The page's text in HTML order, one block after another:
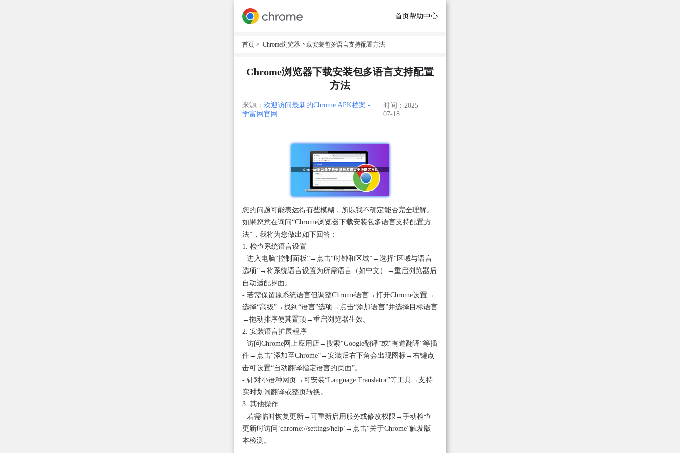
首页帮助中心
首页 > Chrome浏览器下载安装包多语言支持配置方法
Chrome浏览器下载安装包多语言支持配置
方法
来源： 欢迎访问最新的Chrome APK档案 -
学富网官网
时间：2025-
07-18
您的问题可能表达得有些模糊，所以我不确定能否完全理解。
如果您意在询问“Chrome浏览器下载安装包多语言支持配置方
法”，我将为您做出如下回答：
1. 检查系统语言设置
- 进入电脑“控制面板”→点击“时钟和区域”→选择“区域与语言
选项”→将系统语言设置为所需语言（如中文）→重启浏览器后
自动适配界面。
- 若需保留原系统语言但调整Chrome语言→打开Chrome设置→
选择“高级”→找到“语言”选项→点击“添加语言”并选择目标语言
→拖动排序使其置顶→重启浏览器生效。
2. 安装语言扩展程序
- 访问Chrome网上应用店→搜索“Google翻译”或“有道翻译”等插
件→点击“添加至Chrome”→安装后右下角会出现图标→右键点
击可设置“自动翻译指定语言的页面”。
- 针对小语种网页→可安装“Language Translator”等工具→支持
实时划词翻译或整页转换。
3. 其他操作
- 若需临时恢复更新→可重新启用服务或修改权限→手动检查
更新时访问`chrome://settings/help`→点击“关于Chrome”触发版
本检测。